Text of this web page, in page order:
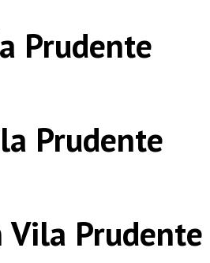
Prudente
Prudente
Vila Prudente